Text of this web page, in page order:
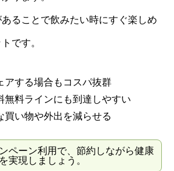
ることで飲みたい時にすぐ楽しめ
です。
アする場合もコスパ抜群
無料ラインにも到達しやすい
買い物や外出を減らせる
ペーン利用で、節約しながら健康
実現しましょう。